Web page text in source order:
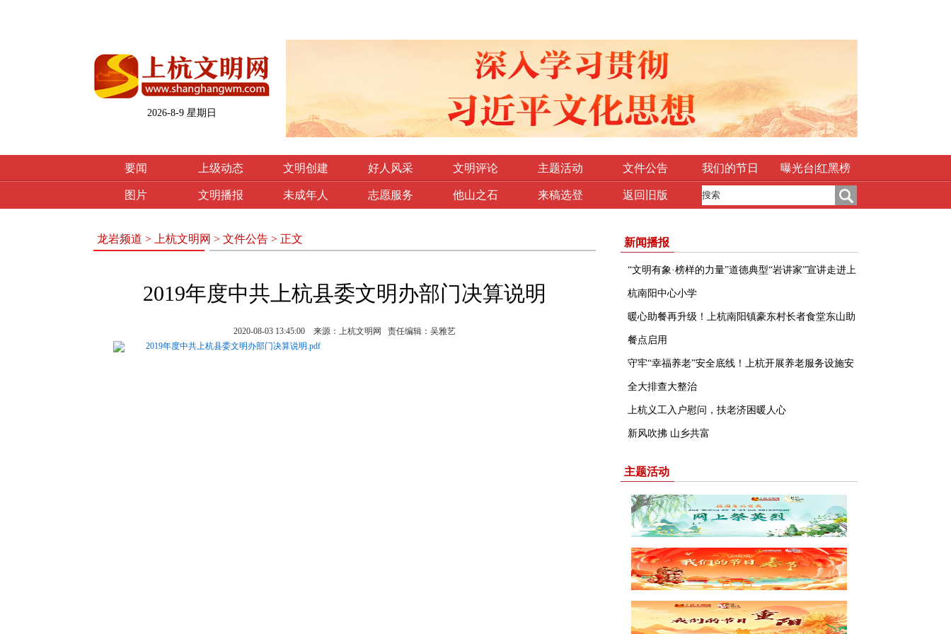
2026-8-9 星期日
要闻 上级动态 文明创建 好人风采 文明评论 主题活动 文件公告 我们的节日 曝光台|红黑榜
图片 文明播报 未成年人 志愿服务 他山之石 来稿选登 返回旧版
龙岩频道 > 上杭文明网 > 文件公告 > 正文
2019年度中共上杭县委文明办部门决算说明
2020-08-03 13:45:00 来源：上杭文明网 责任编辑：吴雅艺
2019年度中共上杭县委文明办部门决算说明.pdf
新闻播报
“文明有象·榜样的力量”道德典型“岩讲家”宣讲走进上
杭南阳中心小学
暖心助餐再升级！上杭南阳镇豪东村长者食堂东山助
餐点启用
守牢“幸福养老”安全底线！上杭开展养老服务设施安
全大排查大整治
上杭义工入户慰问，扶老济困暖人心
新风吹拂 山乡共富
主题活动